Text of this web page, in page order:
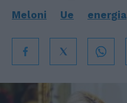
Meloni Ue energia